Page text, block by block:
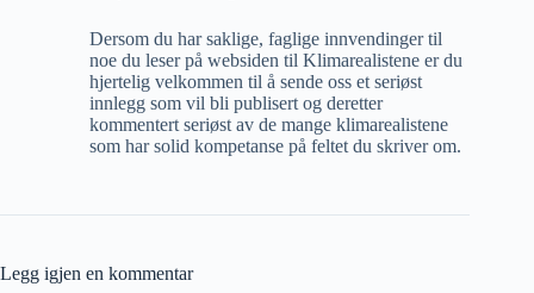
Dersom du har saklige, faglige innvendinger til
noe du leser på websiden til Klimarealistene er du
hjertelig velkommen til å sende oss et seriøst
innlegg som vil bli publisert og deretter
kommentert seriøst av de mange klimarealistene
som har solid kompetanse på feltet du skriver om.
Legg igjen en kommentar